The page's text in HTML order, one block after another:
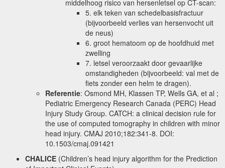
middelhoog risico van hersenletsel op CT-scan:
5. elk teken van schedelbasisfractuur
(bijvoorbeeld verlies van hersenvocht uit
de neus)
6. groot hematoom op de hoofdhuid met
zwelling
7. letsel veroorzaakt door gevaarlijke
omstandigheden (bijvoorbeeld: val met de
fiets zonder een helm te dragen).
Referentie: Osmond MH, Klassen TP, Wells GA, et al ;
Pediatric Emergency Research Canada (PERC) Head
Injury Study Group. CATCH: a clinical decision rule for
the use of computed tomography in children with minor
head injury. CMAJ 2010;182:341-8. DOI:
10.1503/cmaj.091421
CHALICE (Children’s head injury algorithm for the Prediction